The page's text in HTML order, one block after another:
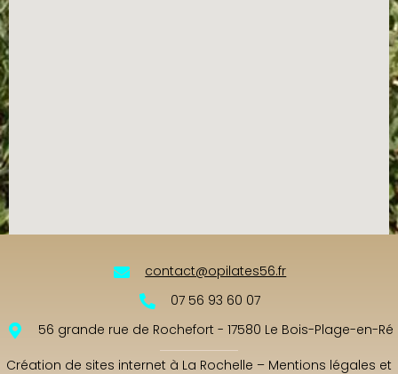
contact@opilates56.fr
07 56 93 60 07
56 grande rue de Rochefort - 17580 Le Bois-Plage-en-Ré
Création de sites internet à La Rochelle – Mentions légales et